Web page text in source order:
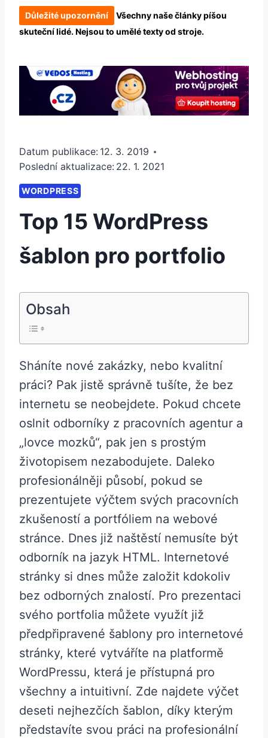
Důležité upozornění
Všechny naše články píšou
skuteční lidé. Nejsou to umělé texty od stroje.
Datum publikace: 12. 3. 2019
Poslední aktualizace: 22. 1. 2021
WORDPRESS
Top 15 WordPress
šablon pro portfolio
Obsah
Sháníte nové zakázky, nebo kvalitní
práci? Pak jistě správně tušíte, že bez
internetu se neobejdete. Pokud chcete
oslnit odborníky z pracovních agentur a
„lovce mozků“, pak jen s prostým
životopisem nezabodujete. Daleko
profesionálněji působí, pokud se
prezentujete výčtem svých pracovních
zkušeností a portfóliem na webové
stránce. Dnes již naštěstí nemusíte být
odborník na jazyk HTML. Internetové
stránky si dnes může založit kdokoliv
bez odborných znalostí. Pro prezentaci
svého portfolia můžete využít již
předpřipravené šablony pro internetové
stránky, které vytváříte na platformě
WordPressu, která je přístupná pro
všechny a intuitivní. Zde najdete výčet
deseti nejhezčích šablon, díky kterým
představíte svou práci na profesionální